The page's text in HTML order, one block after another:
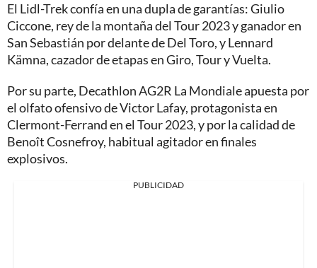
El Lidl-Trek confía en una dupla de garantías: Giulio
Ciccone, rey de la montaña del Tour 2023 y ganador en
San Sebastián por delante de Del Toro, y Lennard
Kämna, cazador de etapas en Giro, Tour y Vuelta.
Por su parte, Decathlon AG2R La Mondiale apuesta por
el olfato ofensivo de Victor Lafay, protagonista en
Clermont-Ferrand en el Tour 2023, y por la calidad de
Benoît Cosnefroy, habitual agitador en finales
explosivos.
PUBLICIDAD